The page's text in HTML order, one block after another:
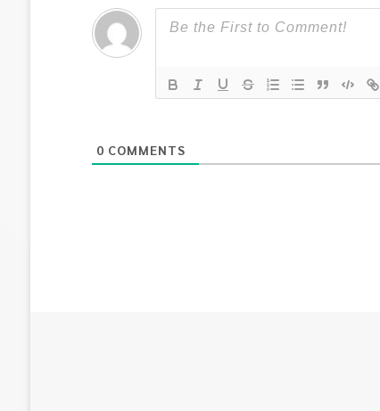
0 COMMENTS